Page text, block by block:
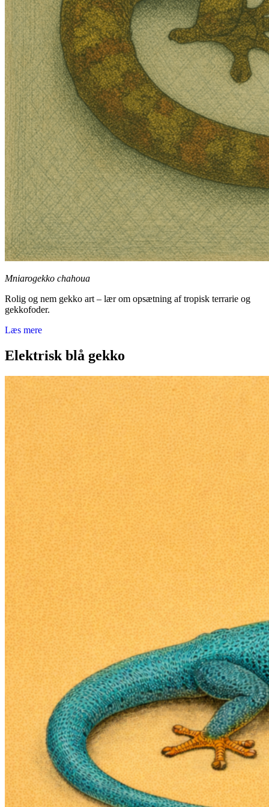
Mniarogekko chahoua
Rolig og nem gekko art – lær om opsætning af tropisk terrarie og
gekkofoder.
Læs mere
Elektrisk blå gekko